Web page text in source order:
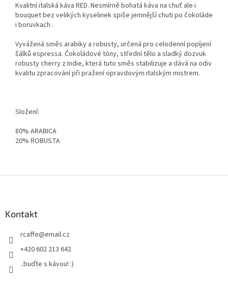
Kvalitní italská káva RED. Nesmírně bohatá káva na chuť ale i
bouquet bez velikých kyselinek spiše jemnější chuti po čokoláde
i boruvkach .
Vyvážená směs arabiky a robusty, určená pro celodenní popíjení
šálků espressa. Čokoládové tóny, střední tělo a sladký dozvuk
robusty cherry z Indie, která tuto směs stabilizuje a dává na odiv
kvalitu zpracování při pražení opravdovým italským mistrem.
Složení:
80% ARABICA
20% ROBUSTA
Kontakt
rcaffe@email.cz
+420 602 213 642
..buďte s kávou! :)